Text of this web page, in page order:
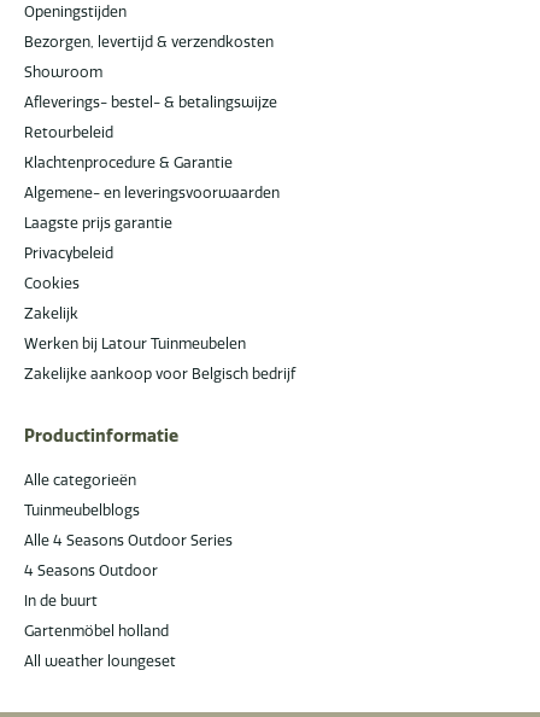
Openingstijden
Bezorgen, levertijd & verzendkosten
Showroom
Afleverings- bestel- & betalingswijze
Retourbeleid
Klachtenprocedure & Garantie
Algemene- en leveringsvoorwaarden
Laagste prijs garantie
Privacybeleid
Cookies
Zakelijk
Werken bij Latour Tuinmeubelen
Zakelijke aankoop voor Belgisch bedrijf
Productinformatie
Alle categorieën
Tuinmeubelblogs
Alle 4 Seasons Outdoor Series
4 Seasons Outdoor
In de buurt
Gartenmöbel holland
All weather loungeset